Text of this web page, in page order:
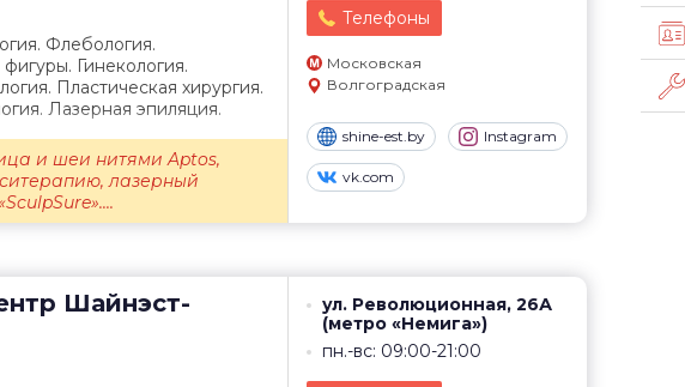
Телефоны
Московская
Волгоградская
shine-est.by Instagram
vk.com
Флебология.
Гинекология.
Пластическая хирургия.
Лазерная эпиляция.
и шеи нитями Aptos,
лазерный
Шайнэст-
ул. Революционная, 26А
(метро «Немига»)
пн.-вс: 09:00-21:00